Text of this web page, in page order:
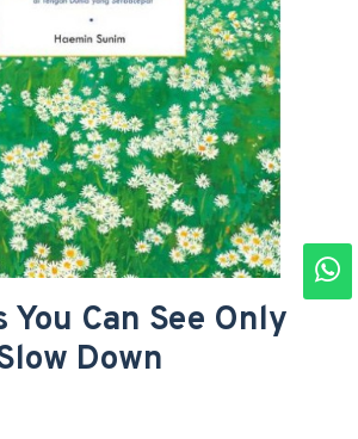
Can See Only
Down